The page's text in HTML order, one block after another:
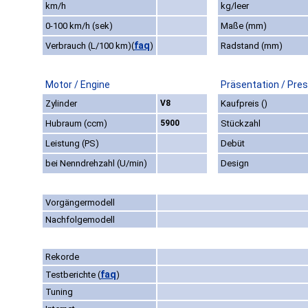
km/h
kg/leer
0-100 km/h (sek)
Maße (mm)
Verbrauch (L/100 km)(faq) Radstand (mm)
Motor / Engine Präsentation /
Zylinder V8
Kaufpreis ()
Hubraum (ccm)
5900 Stückzahl
Leistung (PS)
Debüt
bei Nenndrehzahl (U/min)
Design
Vorgängermodell
Nachfolgemodell
Rekorde
Testberichte (faq)
Tuning